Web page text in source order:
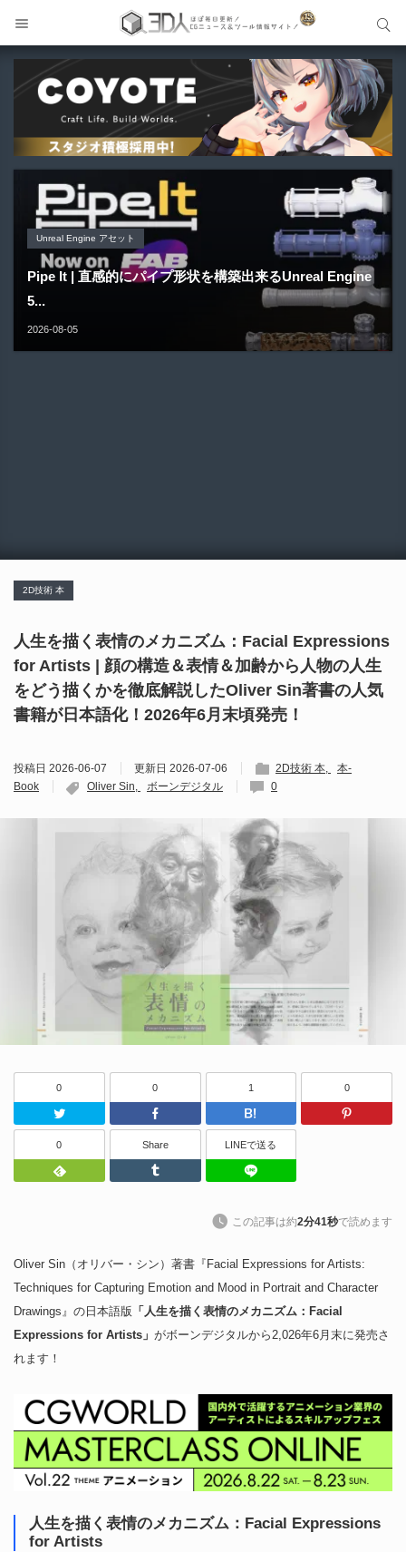
Unreal Engine アセット
Pipe It | 直感的にパイプ形状を構築出来るUnreal Engine
5...
2026-08-05
Unreal Engine アセット
Directive Utilities | ブループリントライブラリやエディタ
ス...
2026-08-03
Unity 本
Unityエフェクトレシピブック パーツを組み合わせて作れ
る | ktk.kum...
2026-08-03
アセット-Asset
SiroinoSotai | 完全無料＆CC0 で商用利用OKなVRChat
向け...
2026-08-02
Blender アドオン
Bioform | 現役臨床医の3DCGアーティストが実際の解剖
学に基づいて構築...
2026-08-01
2D技術 本
人生を描く表情のメカニズム：Facial Expressions
for Artists | 顔の構造＆表情＆加齢から人物の人生
をどう描くかを徹底解説したOliver Sin著書の人気
書籍が日本語化！2026年6月末頃発売！
投稿日 2026-06-07 更新日 2026-07-06 2D技術 本
本-
Book
Oliver Sin ボーンデジタル 0
0
Twitter
0
Facebook
1
はてなブッ
0
0
Feedly
Share
Tumblr
LINEで送る
この記事は約2分41秒で読めます
Oliver Sin（オリバー・シン）著書『Facial Expressions for Artists:
Techniques for Capturing Emotion and Mood in Portrait and Character
Drawings』の日本語版 「人生を描く表情のメカニズム：Facial
Expressions for Artists」 がボーンデジタルから2,026年6月末に発売さ
れます！
人生を描く表情のメカニズム：Facial Expressions
for Artists
サイト内検索